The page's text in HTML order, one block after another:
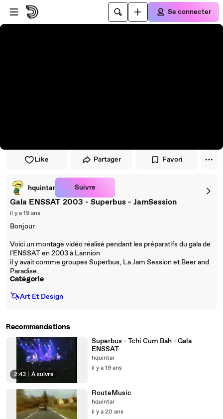
Passer au player
Passer au contenu principal
Se connecter
Like Partager Favori
hquintar Suivre
Gala ENSSAT 2003 - Superbus - JamSession
il y a 19 ans
Bonjour
Voici un montage vidéo réalisé pendant les préparatifs du gala de
l'ENSSAT en 2003 à Lannion
il y avait comme groupes Superbus, La Jam Session et Beer and
Paradise.
Catégorie
🦄Art Et Design
Recommandations
2:43 À suivre
Superbus - Tchi Cum Bah - Gala
ENSSAT
hquintar
il y a 19 ans
RouteMusic
hquintar
il y a 20 ans